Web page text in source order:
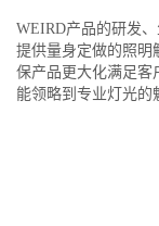
WEIRD产品的研发
提供量身定做的照明
保产品更大化满足客
能领略到专业灯光的